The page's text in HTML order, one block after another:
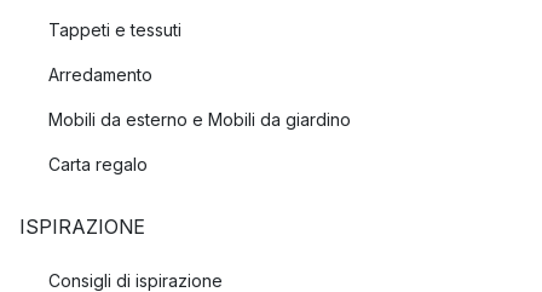
Tappeti e tessuti
Arredamento
Mobili da esterno e Mobili da giardino
Carta regalo
ISPIRAZIONE
Consigli di ispirazione